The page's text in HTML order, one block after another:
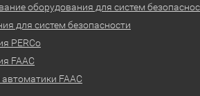
оборудования для систем
для систем безопасности
PERCo
FAAC
FAAC